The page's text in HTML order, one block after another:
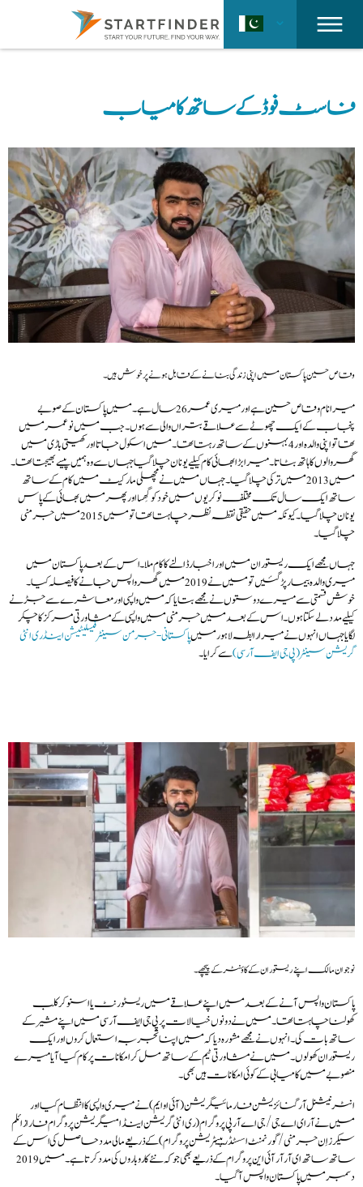
فاسٹ فوڈ کے ساتھ کامیاب
وقاص حسین پاکستان میں اپنی زندگی بنانے کے قابل ہونے پر خوش ہیں۔
میرا نام وقاص حسین ہے اور میری عمر 26 سال ہے۔ میں پاکستان کے صوبے
پنجاب کے ایک چھوٹے سے علاقے بتراں والی سے ہوں۔جب میں نوعمر میں
تھا تو اپنی والدہ اور4 بہنوں کے ساتھ رہتا تھا۔ میں اسکول جاتا اور کھیتی باڑی میں
گھر والوں کا ہاتھ بٹاتا ۔ میرا بڑا بھائی کام کیلیے یونان چلا گیا جہاں سے وہ ہمیں پیسے بھیجتا تھا۔
میں 2013 میں ترکی چلا گیا۔ جہاں میں نے مچھلی مارکیٹ میں کام کے ساتھ
ساتھ ایک سال تک مختلف نوکریوں میں خود کو گِھسا اور پھر میں بھائی کے پاس
یونان چلا گیا۔ کیونکہ میں حقیقی نقطہ نظر چاہتا تھا تو میں 2015 میں جرمنی
چلا گیا۔
جہاں مجھے ایک ریستوران میں اور اخبار ڈالنےکا کام ملا۔ اس کے بعد پاکستان میں
میری والدہ بیمار پڑ گئیں تومیں نے 2019 میں گھر واپس جانے کا فیصلہ کیا۔
خوش قسمتی سے میرے دوستوں نے مجھے بتایا کہ میں واپسی اور معاشرے سے جڑنے
کیلیے مدد لے سکتا ہوں۔ اس کے بعد میں جرمنی میں واپسی کے مشاورتی مرکز کا چکر
لگایا جہاں انہوں نے میرا رابطہ لاہور میںپاکستانی - جرمن سینٹر فیسلیٹیشن اینڈ ری انٹی
گریشن سینٹر (پی جی ایف آر سی )سے کرایا۔
نوجوان مالک اپنے ریستوران کے کاؤنٹر کے پیچھے۔
پاکستان واپس آنے کے بعد میں اپنے علاقے میں ریسٹورنٹ یا اسنوکر کلب
کھولنا چاہتا تھا۔ میں نے دونوں خیالات پر پی جی ایف آر سی میں اپنے مشیر کے
ساتھ بات کی۔ انہوں نے مجھے مشورہ دیا کہ میں اپنا تجربہ استعمال کروں اور ایک
ریستوران کھولوں ۔ میں نے مشاورتی ٹیم کے ساتھ مل کر امکانات پر کام کیا آیا میرے
منصوبے میں کامیابی کے کوئی امکانات ہیں بھی۔
انٹرنیشنل آرگنائزیشن فار مائیگریشن (آئی او ایم) نے میری واپسی کا انتظام کیا اور
میں نے آر ای اے جی / جی اے آر پی پروگرام (ری انٹی گریشن اینڈ امیگریشن پروگرام فار ازائلم
سیکرز اِن جرمنی/ گورنمنٹ اسسٹڈ ریپیٹریشن پروگرام) کے ذریعے مالی مدد حاصل کی اس کے
ساتھ ساتھ ای آر آر آئی این پروگرام کے ذریعے بھی جو کہ نئے کاروباروں کی مدد کرتا ہے۔ میں 2019
دسمبر میں پاکستان واپس آگیا۔